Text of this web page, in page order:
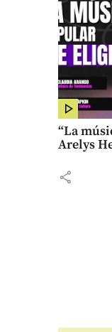
“La
Arelys
share